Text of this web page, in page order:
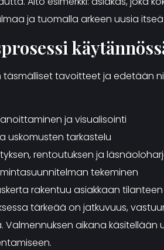
ja tuomalla arkeen uusia
tavoitteet ja edetään
ja visualisointi
uskomusten tarkastelu
rentoutuksen ja
tekeminen
rakentuu asiakkaan
tärkeää on jatkuvuus,
aikana käsitellään